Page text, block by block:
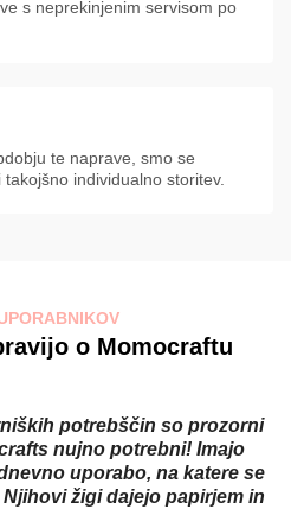
s neprekinjenim servisom po
te naprave, smo se
individualno storitev.
o Momocraftu
potrebščin so prozorni
nujno potrebni! Imajo
uporabo, na katere se
žigi dajejo papirjem in